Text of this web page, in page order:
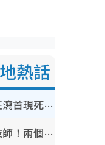
熱話
奪命寄生蟲｜食生菜狂瀉首現死者！疫潮惡化錄1.8萬宗病例 揭洗菜3大謬誤
銀行高層戀上水療女技師！兩個月借128萬驚覺「沉船」沉落火海 揭背後疑似邪教操控賣淫